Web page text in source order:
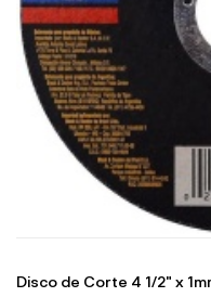
Disco de Corte 4 1/2" x